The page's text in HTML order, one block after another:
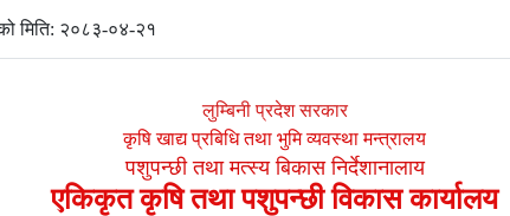
मिति: २०८३-०४-२१
लुम्बिनी प्रदेश सरकार
कृषि खाद्य प्रबिधि तथा भुमि व्यवस्था मन्त्रालय
पशुपन्छी तथा मत्स्य बिकास निर्देशानालाय
एकिकृत कृषि तथा पशुपन्छी विकास कार्यालय